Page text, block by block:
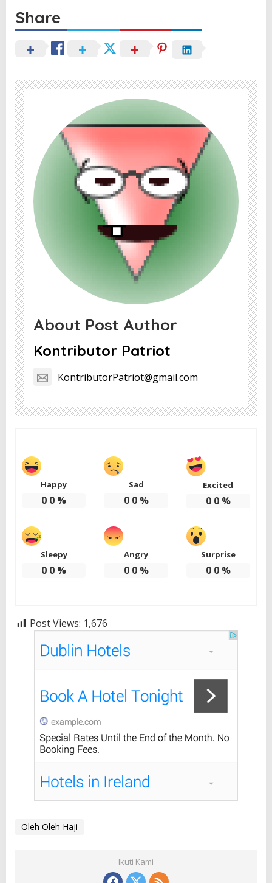
Share
About Post Author
Kontributor Patriot
KontributorPatriot@gmail.com
Happy
0 0 %
Sad
0 0%
Excited
0 0%
Sleepy
0 0 %
Angry
0 0%
Surprise
0 0%
Post Views: 1,676
Oleh Oleh Haji
Ikuti Kami